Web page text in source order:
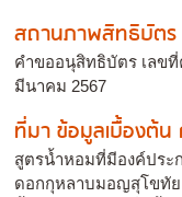
สถานภาพสิทธิบัตร
คำขออนุสิทธิบัตร เลขที่
มีนาคม 2567
ที่มา ข้อมูลเบื้องต้
สูตรน้ำหอมที่มีองค์ประ
ดอกกุหลาบมอญสุโขทั